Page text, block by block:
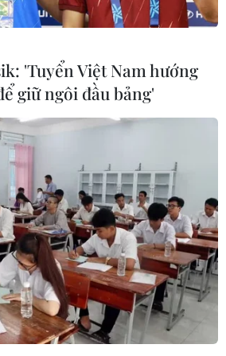
công xây dựng đường
vào 30/6/2023
đường Vành đai 3 Thành phố
Quốc hội quyết định chủ trương
số 57/2022/QH15 ngày
'Tuyển Việt Nam hướng
giữ ngôi đầu bảng'